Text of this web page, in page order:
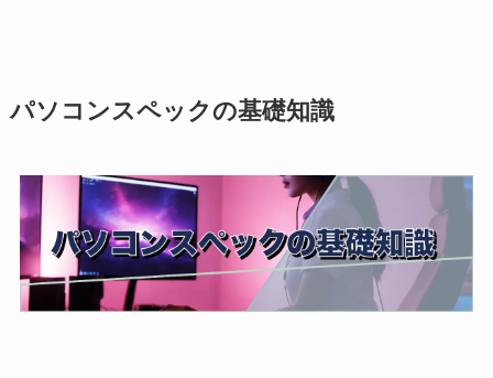
パソコンスペックの基礎知識